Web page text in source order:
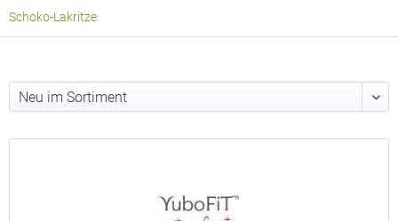
Schoko-Lakritze